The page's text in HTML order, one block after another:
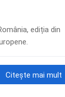
ediția din
Citește mai mult